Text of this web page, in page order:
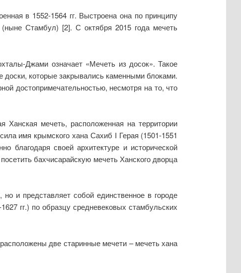
в 1552-1564 гг. Выстроена она по принципу
Стамбул) [2]. С октября 2015 года мечеть
Джами означает «Мечеть из досок». Такое
доски, которые закрывались каменными блоками.
достопримечательностью, несмотря на то, что
мечеть, расположенная на территории
имя крымского хана Сахиб I Герая (1501-1551
благодаря своей архитектуре и исторической
бахчисарайскую мечеть Ханского дворца
и представляет собой единственное в городе
гг.) по образцу средневековых стамбульских
две старинные мечети – мечеть хана